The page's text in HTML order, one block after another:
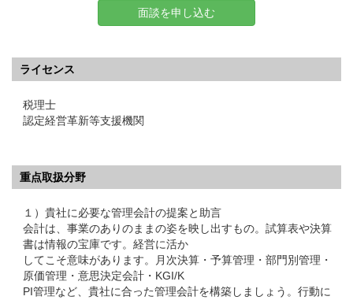
面談を申し込む
ライセンス
税理士
認定経営革新等支援機関
重点取扱分野
１）貴社に必要な管理会計の提案と助言
会計は、事業のありのままの姿を映し出すもの。試算表や決算
書は情報の宝庫です。経営に活か
してこそ意味があります。月次決算・予算管理・部門別管理・
原価管理・意思決定会計・KGI/K
PI管理など、貴社に合った管理会計を構築しましょう。行動に